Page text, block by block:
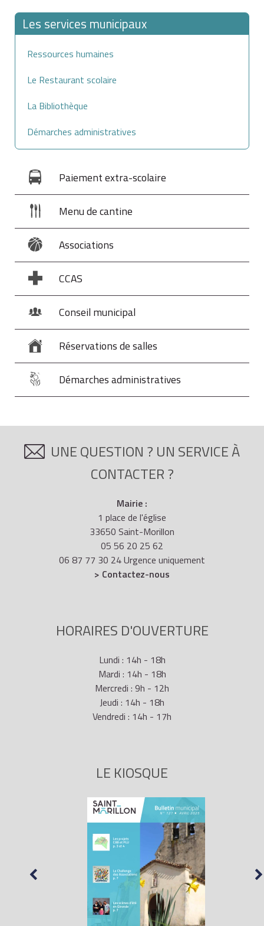
Les services municipaux
Ressources humaines
Le Restaurant scolaire
La Bibliothèque
Démarches administratives
Paiement extra-scolaire
Menu de cantine
Associations
CCAS
Conseil municipal
Réservations de salles
Démarches administratives
UNE QUESTION ? UN SERVICE À
CONTACTER ?
Mairie :
1 place de l'église
33650 Saint-Morillon
05 56 20 25 62
06 87 77 30 24 Urgence uniquement
> Contactez-nous
HORAIRES D'OUVERTURE
Lundi : 14h - 18h
Mardi : 14h - 18h
Mercredi : 9h - 12h
Jeudi : 14h - 18h
Vendredi : 14h - 17h
LE KIOSQUE